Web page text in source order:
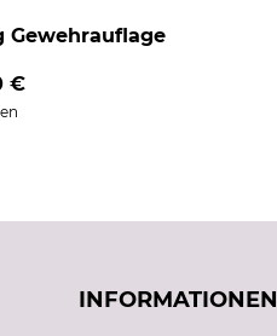
Gewehrauflage
€
INFORMATIONEN